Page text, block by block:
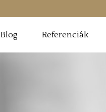
Blog Referenciák